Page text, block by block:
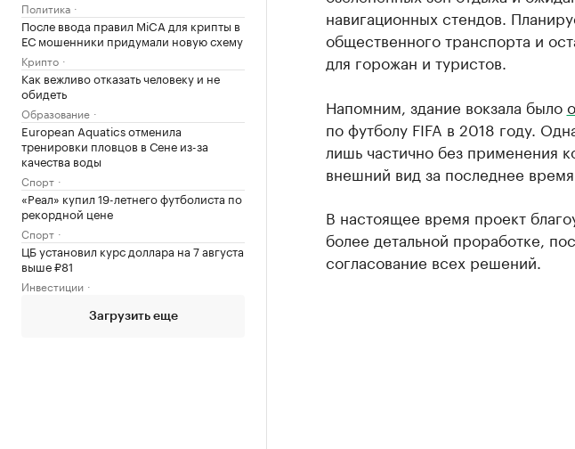
Политика
После ввода правил MiCA для крипты в
ЕС мошенники придумали новую схему
Крипто
Как вежливо отказать человеку и не
обидеть
Образование
European Aquatics отменила
тренировки пловцов в Сене из-за
качества воды
Спорт
«Реал» купил 19-летнего футболиста по
рекордной цене
Спорт
ЦБ установил курс доллара на 7 августа
выше ₽81
Инвестиции
Загрузить еще
навигационных стендов.
общественного транспорта и
для горожан и туристов.
Напомним, здание вокзала было
по футболу FIFA в 2018 году.
лишь частично без применения
внешний вид за последнее
В настоящее время проект
более детальной проработке,
согласование всех решений.